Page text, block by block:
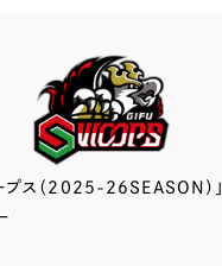
プス （2025-26SEASON）」